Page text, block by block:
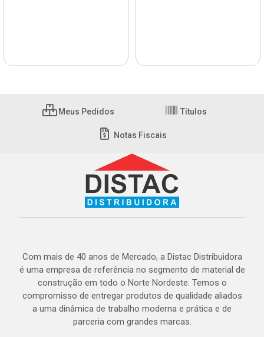
Meus Pedidos Títulos
Notas Fiscais
Com mais de 40 anos de Mercado, a Distac Distribuidora
é uma empresa de referência no segmento de material de
construção em todo o Norte Nordeste. Temos o
compromisso de entregar produtos de qualidade aliados
a uma dinâmica de trabalho moderna e prática e de
parceria com grandes marcas.